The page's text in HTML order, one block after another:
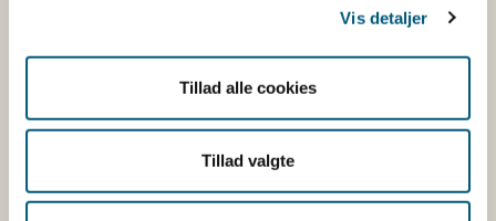
Vis detaljer
Tillad alle cookies
Tillad valgte
Du kan også finde kontaktoplysninger på den
virksomhed, som har anmeldt produktet. Hvis du
klikker på virksomhedens navn, kan du se
virksomhedens smiley-status og de seneste
Den fødevareafdeling, der fører tilsyn med